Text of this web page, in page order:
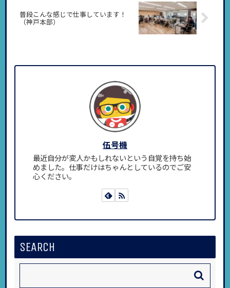
普段こんな感じで仕事しています！
（神戸本部）
伍号機
最近自分が変人かもしれないという自覚を持ち始
めました。仕事だけはちゃんとしているのでご安
心ください。
SEARCH